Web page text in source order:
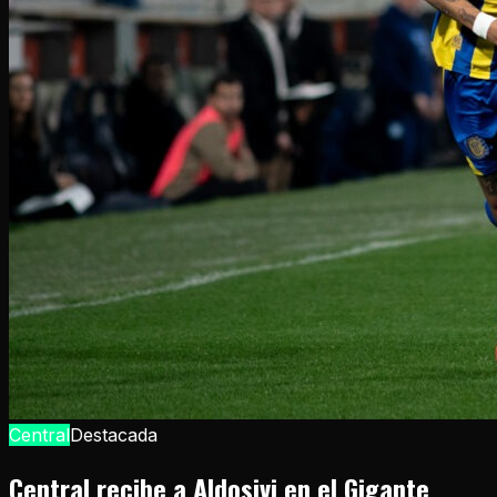
CentralDestacada
Central recibe a Aldosivi en el Gigante